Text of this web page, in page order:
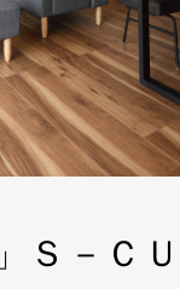
Ｓ－Ｃ